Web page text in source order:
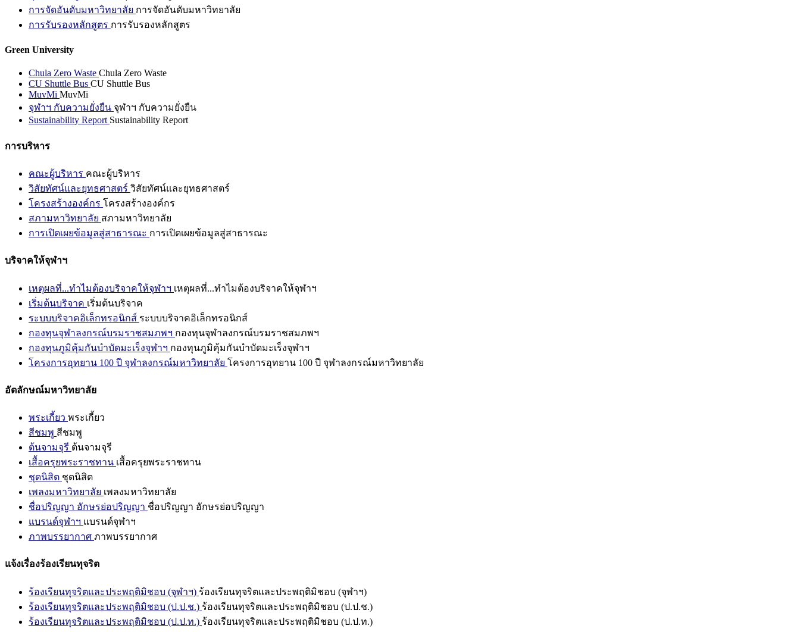
การจัดอันดับมหาวิทยาลัย การจัดอันดับมหาวิทยาลัย
การรับรองหลักสูตร การรับรองหลักสูตร
Green University
Chula Zero Waste Chula Zero Waste
CU Shuttle Bus CU Shuttle Bus
MuvMi MuvMi
จุฬาฯ กับความยั่งยืน จุฬาฯ กับความยั่งยืน
Sustainability Report Sustainability Report
การบริหาร
คณะผู้บริหาร คณะผู้บริหาร
วิสัยทัศน์และยุทธศาสตร์ วิสัยทัศน์และยุทธศาสตร์
โครงสร้างองค์กร โครงสร้างองค์กร
สภามหาวิทยาลัย สภามหาวิทยาลัย
การเปิดเผยข้อมูลสู่สาธารณะ การเปิดเผยข้อมูลสู่สาธารณะ
บริจาคให้จุฬาฯ
เหตุผลที่...ทำไมต้องบริจาคให้จุฬาฯ เหตุผลที่...ทำไมต้องบริจาคให้จุฬาฯ
เริ่มต้นบริจาค เริ่มต้นบริจาค
ระบบบริจาคอิเล็กทรอนิกส์ ระบบบริจาคอิเล็กทรอนิกส์
กองทุนจุฬาลงกรณ์บรมราชสมภพฯ กองทุนจุฬาลงกรณ์บรมราชสมภพฯ
กองทุนภูมิคุ้มกันบำบัดมะเร็งจุฬาฯ กองทุนภูมิคุ้มกันบำบัดมะเร็งจุฬาฯ
โครงการอุทยาน 100 ปี จุฬาลงกรณ์มหาวิทยาลัย โครงการอุทยาน 100 ปี จุฬาลงกรณ์มหาวิทยาลัย
อัตลักษณ์มหาวิทยาลัย
พระเกี้ยว พระเกี้ยว
สีชมพู สีชมพู
ต้นจามจุรี ต้นจามจุรี
เสื้อครุยพระราชทาน เสื้อครุยพระราชทาน
ชุดนิสิต ชุดนิสิต
เพลงมหาวิทยาลัย เพลงมหาวิทยาลัย
ชื่อปริญญา อักษรย่อปริญญา ชื่อปริญญา อักษรย่อปริญญา
แบรนด์จุฬาฯ แบรนด์จุฬาฯ
ภาพบรรยากาศ ภาพบรรยากาศ
แจ้งเรื่องร้องเรียนทุจริต
ร้องเรียนทุจริตและประพฤติมิชอบ (จุฬาฯ) ร้องเรียนทุจริตและประพฤติมิชอบ (จุฬาฯ)
ร้องเรียนทุจริตและประพฤติมิชอบ (ป.ป.ช.) ร้องเรียนทุจริตและประพฤติมิชอบ (ป.ป.ช.)
ร้องเรียนทุจริตและประพฤติมิชอบ (ป.ป.ท.) ร้องเรียนทุจริตและประพฤติมิชอบ (ป.ป.ท.)